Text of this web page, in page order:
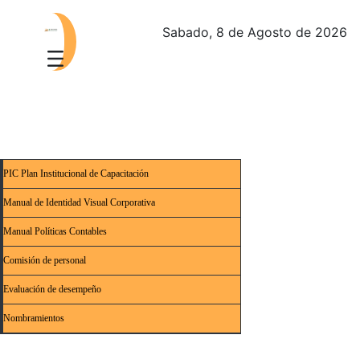
Sabado, 8 de Agosto de 2026
PIC Plan Institucional de Capacitación
Manual de Identidad Visual Corporativa
Manual Políticas Contables
Comisión de personal
Evaluación de desempeño
Nombramientos